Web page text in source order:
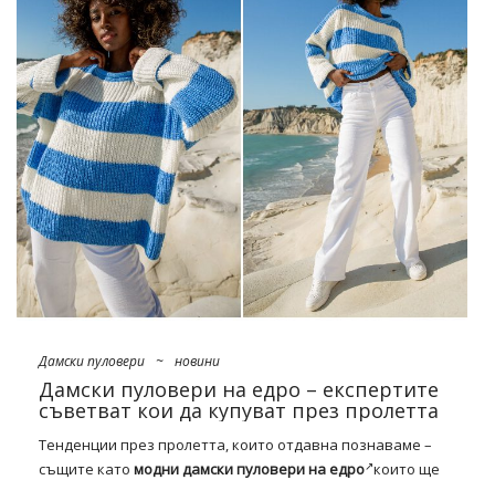
разбити с интересни стилове и цветове, които ще
съживят всеки гардероб. Също така ще ви посрещнем
отново с ретро външен вид, допълнен от шарки от 60-те
години, които ще стоят точно до безсмъртната решетка и
експлодиращите флорални щампи. Най-модерните
предложения за този сезон? Ще има елегантни тренчкоти
с дължина до глезена, поли с разкроени поли от средата
на прасеца или сладки жилетки с перлени копчета.
Фантастичен избор ще …
Дамски пуловери ~ новини
Дамски пуловери на едро – експертите
съветват кои да купуват през пролетта
Тенденции през пролетта, които отдавна познаваме –
същите като модни дамски пуловери на едро които ще